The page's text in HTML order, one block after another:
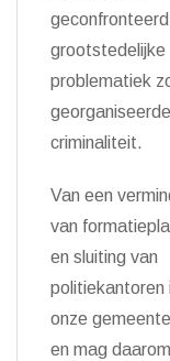
grootstedelijke
problematiek
georganiseerde
criminaliteit.
Van een
van
en sluiting van
politiekantoren
onze
en mag